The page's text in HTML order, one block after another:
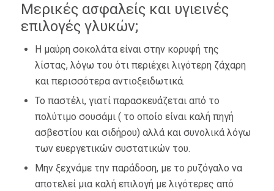
Μερικές ασφαλείς και υγιεινές
επιλογές γλυκών;
Η μαύρη σοκολάτα είναι στην κορυφή της
λίστας, λόγω του ότι περιέχει λιγότερη ζάχαρη
και περισσότερα αντιοξειδωτικά.
Το παστέλι, γιατί παρασκευάζεται από το
πολύτιμο σουσάμι ( το οποίο είναι καλή πηγή
ασβεστίου και σιδήρου) αλλά και συνολικά λόγω
των ευεργετικών συστατικών του.
Μην ξεχνάμε την παράδοση, με το ρυζόγαλο να
αποτελεί μια καλή επιλογή με λιγότερες από